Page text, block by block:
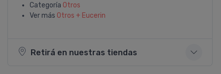
Categoría Otros
Ver más Otros + Eucerin
Retirá en nuestras tiendas